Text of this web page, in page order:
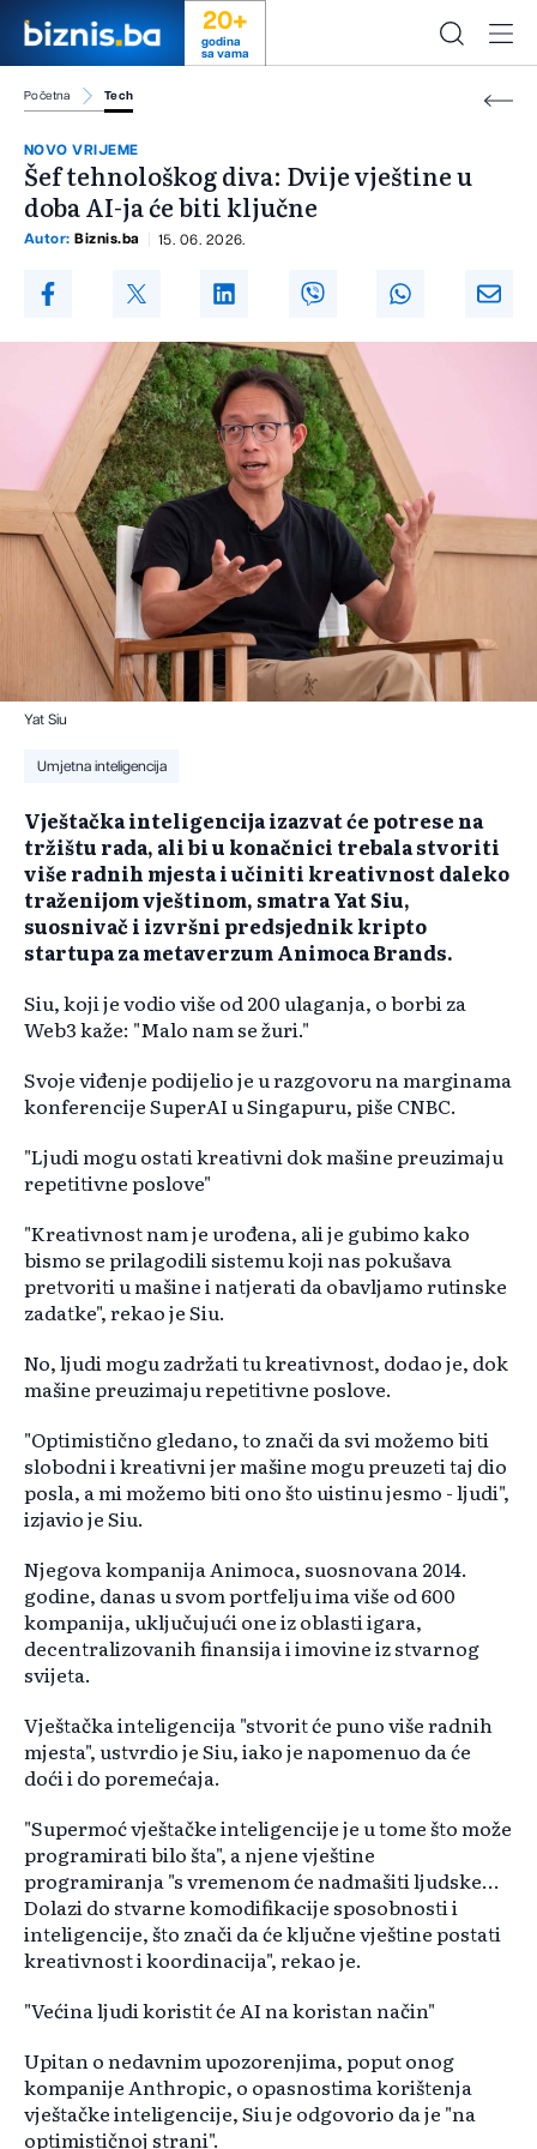
20+
godina
sa vama
Početna Tech
NOVO VRIJEME
Šef tehnološkog diva: Dvije vještine u
doba AI-ja će biti ključne
Autor: Biznis.ba 15. 06. 2026.
Yat Siu
Umjetna inteligencija
Vještačka inteligencija izazvat će potrese na
tržištu rada, ali bi u konačnici trebala stvoriti
više radnih mjesta i učiniti kreativnost daleko
traženijom vještinom, smatra Yat Siu,
suosnivač i izvršni predsjednik kripto
startupa za metaverzum Animoca Brands.
Siu, koji je vodio više od 200 ulaganja, o borbi za
Web3 kaže: "Malo nam se žuri."
Svoje viđenje podijelio je u razgovoru na marginama
konferencije SuperAI u Singapuru, piše CNBC.
"Ljudi mogu ostati kreativni dok mašine preuzimaju
repetitivne poslove"
"Kreativnost nam je urođena, ali je gubimo kako
bismo se prilagodili sistemu koji nas pokušava
pretvoriti u mašine i natjerati da obavljamo rutinske
zadatke", rekao je Siu.
No, ljudi mogu zadržati tu kreativnost, dodao je, dok
mašine preuzimaju repetitivne poslove.
"Optimistično gledano, to znači da svi možemo biti
slobodni i kreativni jer mašine mogu preuzeti taj dio
posla, a mi možemo biti ono što uistinu jesmo - ljudi",
izjavio je Siu.
Njegova kompanija Animoca, suosnovana 2014.
godine, danas u svom portfelju ima više od 600
kompanija, uključujući one iz oblasti igara,
decentralizovanih finansija i imovine iz stvarnog
svijeta.
Vještačka inteligencija "stvorit će puno više radnih
mjesta", ustvrdio je Siu, iako je napomenuo da će
doći i do poremećaja.
"Supermoć vještačke inteligencije je u tome što može
programirati bilo šta", a njene vještine
programiranja "s vremenom će nadmašiti ljudske...
Dolazi do stvarne komodifikacije sposobnosti i
inteligencije, što znači da će ključne vještine postati
kreativnost i koordinacija", rekao je.
"Većina ljudi koristit će AI na koristan način"
Upitan o nedavnim upozorenjima, poput onog
kompanije Anthropic, o opasnostima korištenja
vještačke inteligencije, Siu je odgovorio da je "na
optimističnoj strani".